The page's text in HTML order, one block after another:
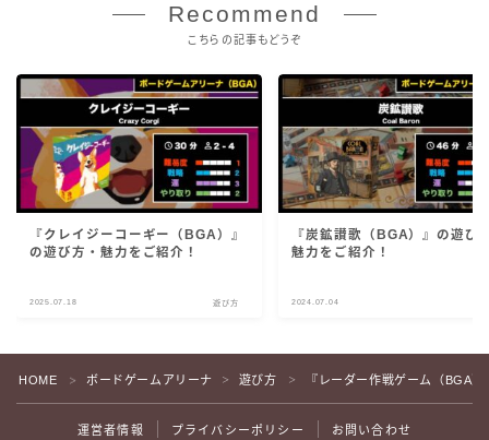
Recommend
こちらの記事もどうぞ
『クレイジーコーギー（BGA）』
の遊び方・魅力をご紹介！
2025.07.18 遊び方
『炭鉱讃歌（BGA）』の遊び
魅力をご紹介！
2024.07.04
HOME ＞ ボードゲームアリーナ ＞ 遊び方 ＞ 『レーダー作戦ゲーム（BGA
運営者情報 プライバシーポリシー お問い合わせ